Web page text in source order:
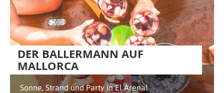
DER BALLERMANN AUF
MALLORCA
Sonne, Strand und Party in El Arenal